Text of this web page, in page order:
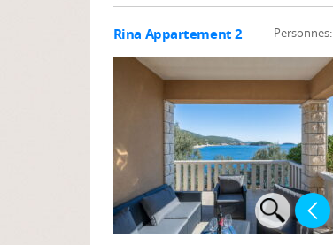
Rina Appartement 2 Personnes: